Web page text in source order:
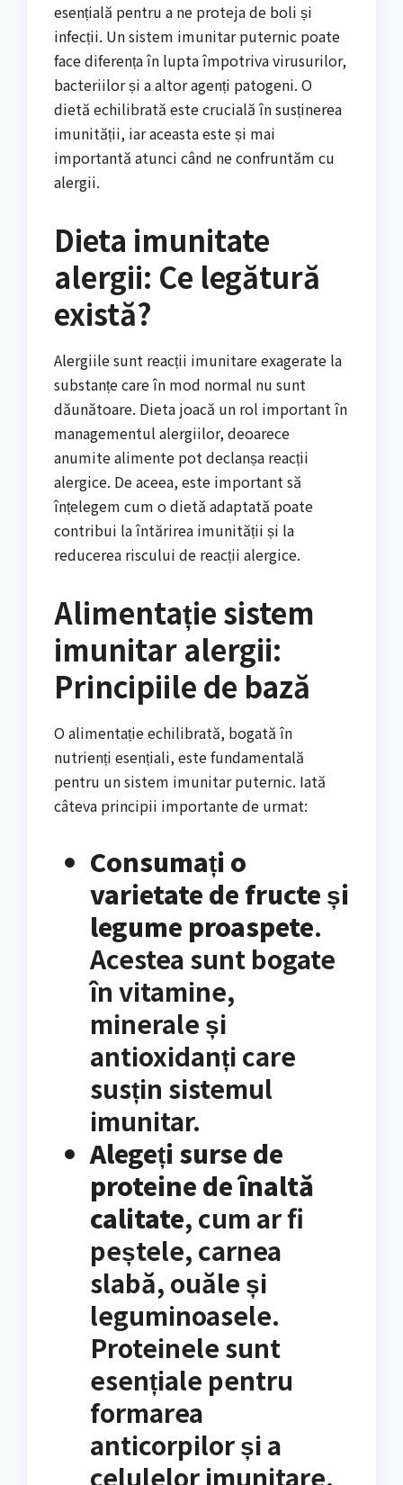
esențială pentru a ne proteja de boli și
infecții. Un sistem imunitar puternic poate
face diferența în lupta împotriva virusurilor,
bacteriilor și a altor agenți patogeni. O
dietă echilibrată este crucială în susținerea
imunității, iar aceasta este și mai
importantă atunci când ne confruntăm cu
alergii.
Dieta imunitate
alergii: Ce legătură
există?
Alergiile sunt reacții imunitare exagerate la
substanțe care în mod normal nu sunt
dăunătoare. Dieta joacă un rol important în
managementul alergiilor, deoarece
anumite alimente pot declanșa reacții
alergice. De aceea, este important să
înțelegem cum o dietă adaptată poate
contribui la întărirea imunității și la
reducerea riscului de reacții alergice.
Alimentație sistem
imunitar alergii:
Principiile de bază
O alimentație echilibrată, bogată în
nutrienți esențiali, este fundamentală
pentru un sistem imunitar puternic. Iată
câteva principii importante de urmat:
Consumați o
varietate de fructe și
legume proaspete.
Acestea sunt bogate
în vitamine,
minerale și
antioxidanți care
susțin sistemul
imunitar.
Alegeți surse de
proteine ​​de înaltă
calitate, cum ar fi
peștele, carnea
slabă, ouăle și
leguminoasele.
Proteinele sunt
esențiale pentru
formarea
anticorpilor și a
celulelor imunitare.